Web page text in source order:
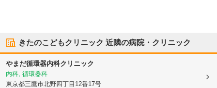
きたのこどもクリニック 近隣の病院・クリニック
やまだ循環器内科クリニック
内科, 循環器科
東京都三鷹市北野四丁目12番17号